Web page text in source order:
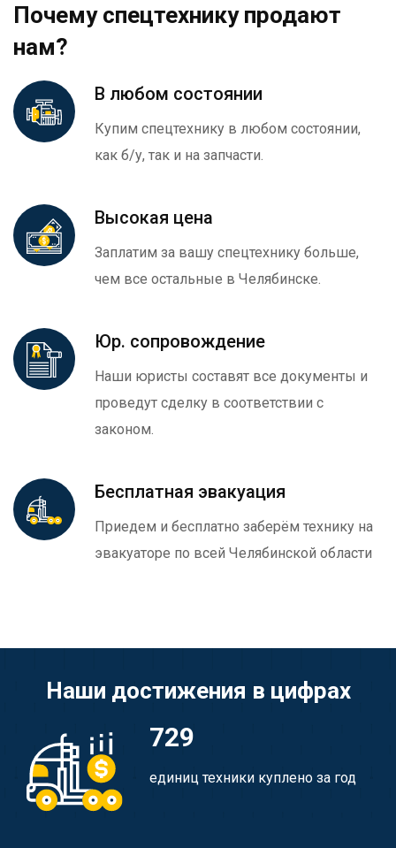
Почему спецтехнику продают
нам?
В любом состоянии
Купим спецтехнику в любом состоянии,
как б/у, так и на запчасти.
Высокая цена
Заплатим за вашу спецтехнику больше,
чем все остальные в Челябинске.
Юр. сопровождение
Наши юристы составят все документы и
проведут сделку в соответствии с
законом.
Бесплатная эвакуация
Приедем и бесплатно заберём технику на
эвакуаторе по всей Челябинской области
Наши достижения в цифрах
729
единиц техники куплено за год